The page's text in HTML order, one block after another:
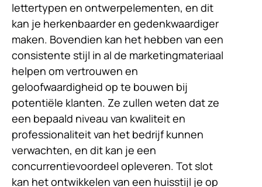
lettertypen en ontwerpelementen, en dit
kan je herkenbaarder en gedenkwaardiger
maken. Bovendien kan het hebben van een
consistente stijl in al de marketingmateriaal
helpen om vertrouwen en
geloofwaardigheid op te bouwen bij
potentiële klanten. Ze zullen weten dat ze
een bepaald niveau van kwaliteit en
professionaliteit van het bedrijf kunnen
verwachten, en dit kan je een
concurrentievoordeel opleveren. Tot slot
kan het ontwikkelen van een huisstijl je op